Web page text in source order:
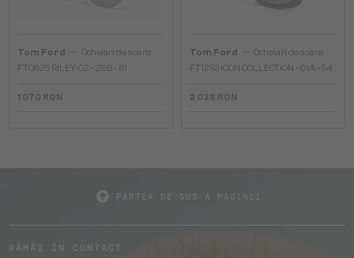
Tom Ford
Ochelari de soare
FT0825 RILEY-02 - 28B - 61
1 070 RON
Tom Ford
Ochelari de soare
FT1253 ICON COLLECTION - 01A - 54
2 038 RON